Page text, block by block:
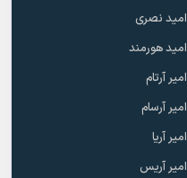
امید نصری
امید هورمند
امیر آرتام
امیر آرسام
امیر آریا
امیر آریس